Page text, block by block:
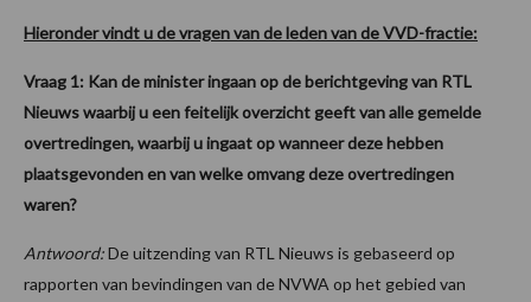
Hieronder vindt u de vragen van de leden van de VVD-fractie:
Vraag 1: Kan de minister ingaan op de berichtgeving van RTL
Nieuws waarbij u een feitelijk overzicht geeft van alle gemelde
overtredingen, waarbij u ingaat op wanneer deze hebben
plaatsgevonden en van welke omvang deze overtredingen
waren?
Antwoord:De uitzending van RTL Nieuws is gebaseerd op
rapporten van bevindingen van de NVWA op het gebied van